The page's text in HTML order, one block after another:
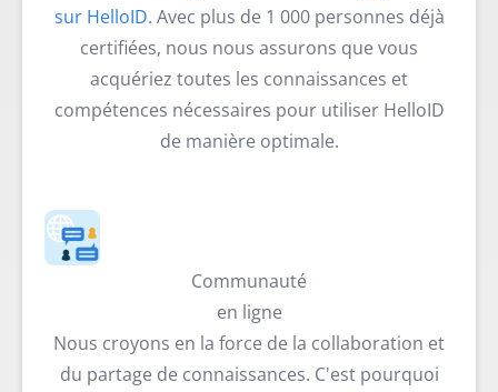
sur HelloID. Avec plus de 1 000 personnes déjà
certifiées, nous nous assurons que vous
acquériez toutes les connaissances et
compétences nécessaires pour utiliser HelloID
de manière optimale.
Communauté
en ligne
Nous croyons en la force de la collaboration et
du partage de connaissances. C'est pourquoi